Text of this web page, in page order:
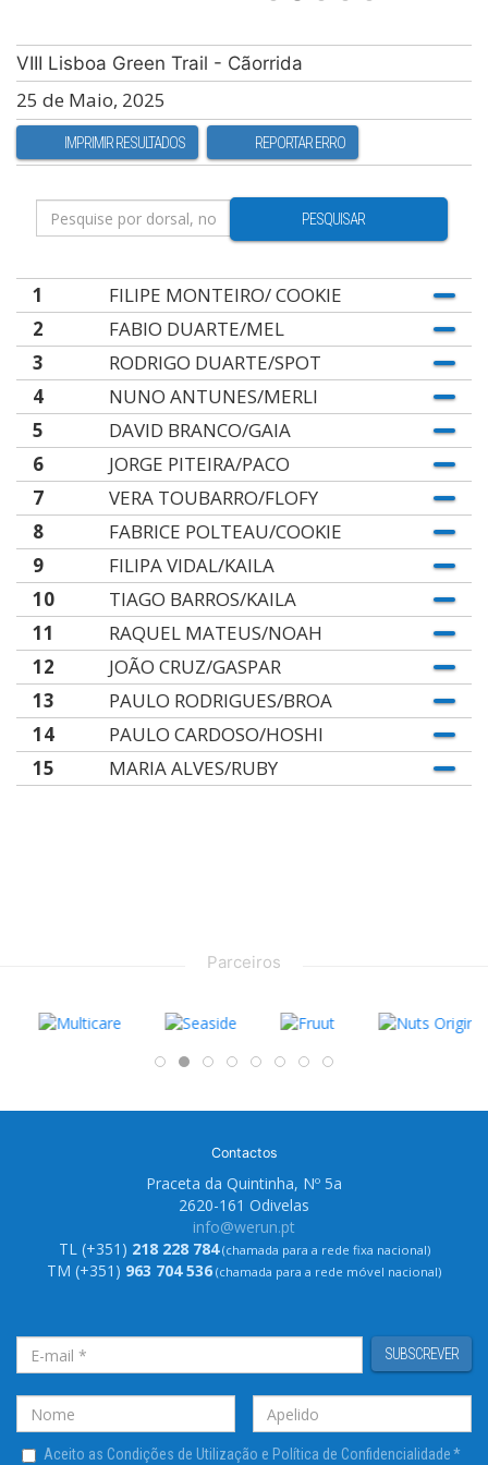
VIII Lisboa Green Trail - Cãorrida
25 de Maio, 2025
IMPRIMIR RESULTADOS REPORTAR ERRO
PESQUISAR
1
FILIPE MONTEIRO/ COOKIE
2
FABIO DUARTE/MEL
3
RODRIGO DUARTE/SPOT
4
NUNO ANTUNES/MERLI
5
DAVID BRANCO/GAIA
6
JORGE PITEIRA/PACO
7
VERA TOUBARRO/FLOFY
8
FABRICE POLTEAU/COOKIE
9
FILIPA VIDAL/KAILA
10
TIAGO BARROS/KAILA
11
RAQUEL MATEUS/NOAH
12
JOÃO CRUZ/GASPAR
13
PAULO RODRIGUES/BROA
14
PAULO CARDOSO/HOSHI
15
MARIA ALVES/RUBY
Parceiros
Contactos
Praceta da Quintinha, Nº 5a
2620-161 Odivelas
info@werun.pt
TL (+351) 218 228 784(chamada para a rede fixa nacional)
TM (+351) 963 704 536 (chamada para a rede móvel nacional)
SUBSCREVER
Aceito as Condições de Utilização e Política de Confidencialidade*